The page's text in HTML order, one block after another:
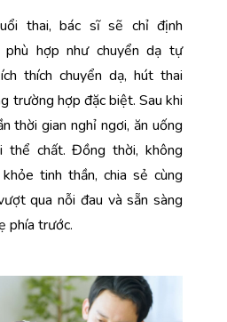
thai, bác sĩ sẽ chỉ định
hợp như chuyển dạ tự
thích chuyển dạ, hút thai
trường hợp đặc biệt. Sau khi
thời gian nghỉ ngơi, ăn uống
thể chất. Đồng thời, không
tinh thần, chia sẻ cùng
qua nỗi đau và sẵn sàng
phía trước.